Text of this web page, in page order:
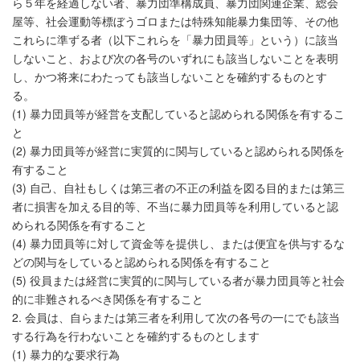
屋等、社会運動等標ぼうゴロまたは特殊知能暴力集団等、その他
これらに準ずる者（以下これらを「暴力団員等」という）に該当
しないこと、および次の各号のいずれにも該当しないことを表明
し、かつ将来にわたっても該当しないことを確約するものとす
る。
(1) 暴力団員等が経営を支配していると認められる関係を有するこ
と
(2) 暴力団員等が経営に実質的に関与していると認められる関係を
有すること
(3) 自己、自社もしくは第三者の不正の利益を図る目的または第三
者に損害を加える目的等、不当に暴力団員等を利用していると認
められる関係を有すること
(4) 暴力団員等に対して資金等を提供し、または便宜を供与するな
どの関与をしていると認められる関係を有すること
(5) 役員または経営に実質的に関与している者が暴力団員等と社会
的に非難されるべき関係を有すること
2. 会員は、自らまたは第三者を利用して次の各号の一にでも該当
する行為を行わないことを確約するものとします
(1) 暴力的な要求行為